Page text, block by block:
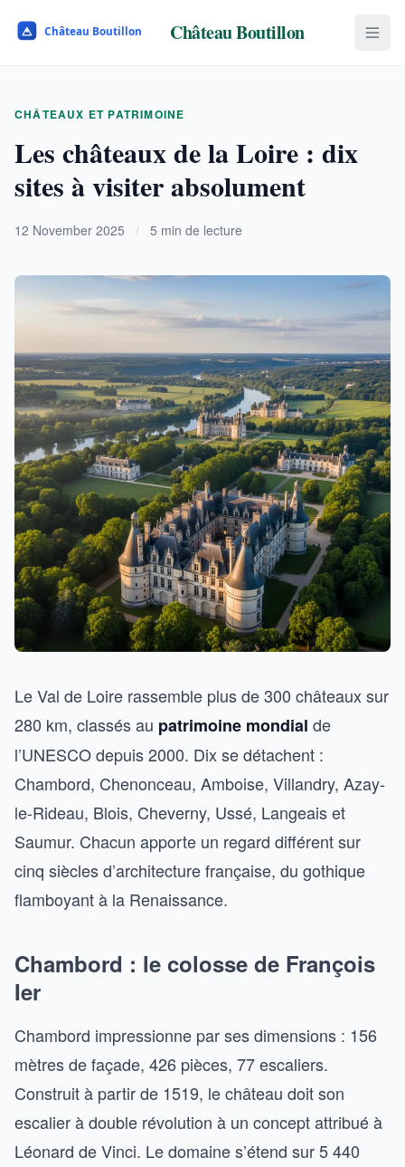
Château Boutillon
CHÂTEAUX ET PATRIMOINE
Les châteaux de la Loire : dix
sites à visiter absolument
12 November 2025 / 5 min de lecture
Le Val de Loire rassemble plus de 300 châteaux sur
280 km, classés au patrimoine mondial de
l’UNESCO depuis 2000. Dix se détachent :
Chambord, Chenonceau, Amboise, Villandry, Azay-
le-Rideau, Blois, Cheverny, Ussé, Langeais et
Saumur. Chacun apporte un regard différent sur
cinq siècles d’architecture française, du gothique
flamboyant à la Renaissance.
Chambord : le colosse de François
Ier
Chambord impressionne par ses dimensions : 156
mètres de façade, 426 pièces, 77 escaliers.
Construit à partir de 1519, le château doit son
escalier à double révolution à un concept attribué à
Léonard de Vinci. Le domaine s’étend sur 5 440